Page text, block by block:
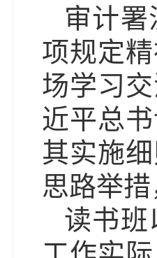
审计
项规定
场学习
近平总
其实施
思路举
读书班